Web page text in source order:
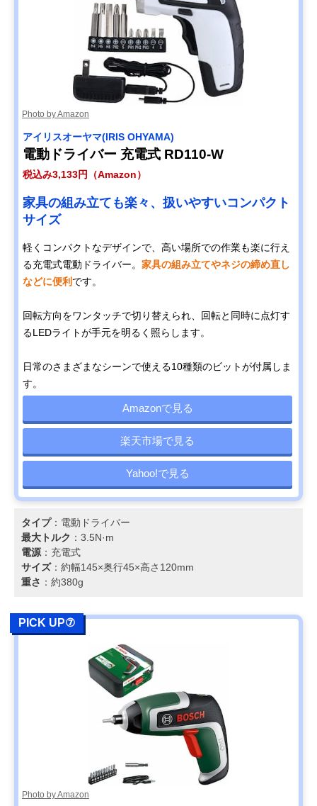
Photo by Amazon
アイリスオーヤマ(IRIS OHYAMA)
電動ドライバー 充電式 RD110-W
税込み3,133円（Amazon）
家具の組み立ても楽々、扱いやすいコンパクト
サイズ
軽くコンパクトなデザインで、高い場所での作業も楽に行え
る充電式電動ドライバー。 家具の組み立てやネジの締め直し
などに便利です。
回転方向をワンタッチで切り替えられ、回転と同時に点灯す
るLEDライトが手元を明るく照らします。
日常のさまざまなシーンで使える10種類のビットが付属しま
す。
Amazonで見る
楽天市場で見る
Yahoo!で見る
タイプ：電動ドライバー
最大トルク ：3.5N·m
電源 ：充電式
サイズ：約幅145×奥行45×高さ120mm
重さ ：約380g
PICK UP⑦
Photo by Amazon